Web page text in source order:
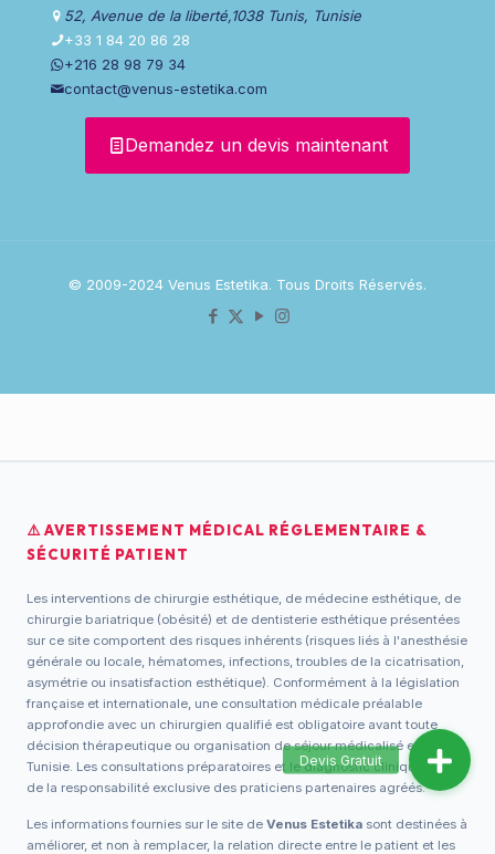
52, Avenue de la liberté,1038 Tunis, Tunisie
+33 1 84 20 86 28
+216 28 98 79 34
contact@venus-estetika.com
Demandez un devis maintenant
© 2009-2024 Venus Estetika. Tous Droits Réservés.
⚠️ AVERTISSEMENT MÉDICAL RÉGLEMENTAIRE &
SÉCURITÉ PATIENT
Les interventions de chirurgie esthétique, de médecine esthétique, de
chirurgie bariatrique (obésité) et de dentisterie esthétique présentées
sur ce site comportent des risques inhérents (risques liés à l'anesthésie
générale ou locale, hématomes, infections, troubles de la cicatrisation,
asymétrie ou insatisfaction esthétique). Conformément à la législation
française et internationale, une consultation médicale préalable
approfondie avec un chirurgien qualifié est obligatoire avant toute
décision thérapeutique ou organisation de séjour médicalisé en
Tunisie. Les consultations préparatoires et le diagnostic clinique sont
de la responsabilité exclusive des praticiens partenaires agréés.
Les informations fournies sur le site de Venus Estetika sont destinées à
améliorer, et non à remplacer, la relation directe entre le patient et les